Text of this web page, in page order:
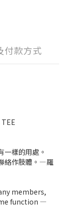
付款方式
一樣的用處。
絡作肢體。—羅
members,
function —